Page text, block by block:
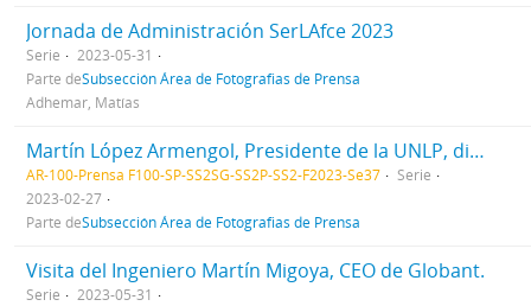
Jornada de Administración SerLAfce 2023
Serie
2023-05-31
Parte deSubsección Área de Fotografias de Prensa
Adhemar, Matías
Martín López Armengol, Presidente de la UNLP, dictando clases.
AR-100-Prensa F100-SP-SS2SG-SS2P-SS2-F2023-Se37
Serie
2023-02-27
Parte deSubsección Área de Fotografias de Prensa
Visita del Ingeniero Martín Migoya, CEO de Globant.
Serie
2023-05-31